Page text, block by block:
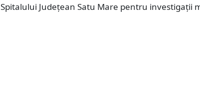
Spitalului Județean Satu Mare pentru investigații